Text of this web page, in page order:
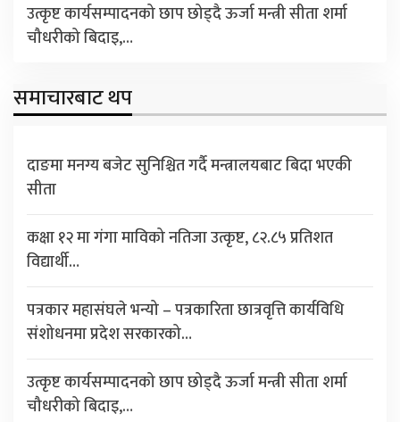
उत्कृष्ट कार्यसम्पादनको छाप छोड्दै ऊर्जा मन्त्री सीता शर्मा
चौधरीको बिदाइ,…
समाचारबाट थप
दाङमा मनग्य बजेट सुनिश्चित गर्दै मन्त्रालयबाट बिदा भएकी
सीता
कक्षा १२ मा गंगा माविको नतिजा उत्कृष्ट, ८२.८५ प्रतिशत
विद्यार्थी…
पत्रकार महासंघले भन्यो – पत्रकारिता छात्रवृत्ति कार्यविधि
संशोधनमा प्रदेश सरकारको…
उत्कृष्ट कार्यसम्पादनको छाप छोड्दै ऊर्जा मन्त्री सीता शर्मा
चौधरीको बिदाइ,…